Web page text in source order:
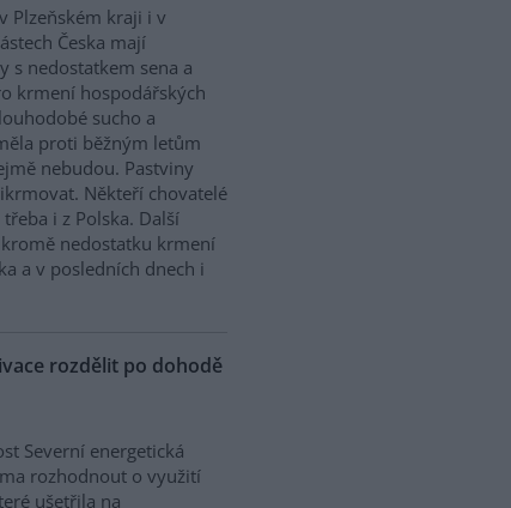
Plzeňském kraji i v
Česka mají
s nedostatkem sena a
krmení hospodářských
sucho a
proti běžným letům
nebudou. Pastviny
Někteří chovatelé
i z Polska. Další
nedostatku krmení
a v posledních dnech i
rozdělit po dohodě
Severní energetická
rozhodnout o využití
ušetřila na